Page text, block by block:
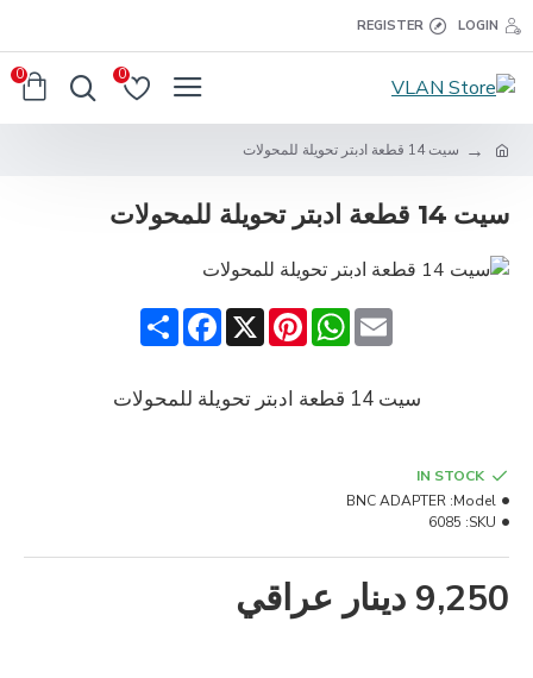
LOGIN
REGISTER
0
0
سيت 14 قطعة ادبتر تحويلة للمحولات
سيت 14 قطعة ادبتر تحويلة للمحولات
Share
Facebook X
Pinterest
WhatsAppEmail
سيت 14 قطعة ادبتر تحويلة للمحولات
9,250 دينار عراقي
IN STOCK
Model:
BNC ADAPTER
SKU:
6085